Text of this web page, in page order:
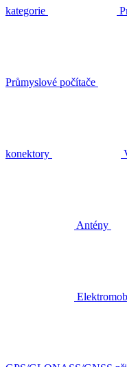
kategorie
Průmyslové počítače
konektory
Antény